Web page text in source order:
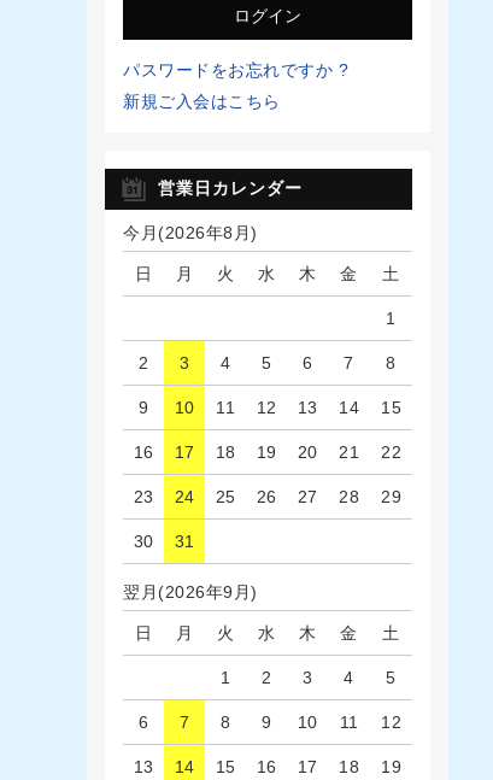
パスワードをお忘れですか ?
新規ご入会はこちら
営業日カレンダー
今月(2026年8月)
日 月 火 水 木 金 土
1
2 3 4 5 6 7 8
9 10 11 12 13 14 15
16 17 18 19 20 21 22
23 24 25 26 27 28 29
30 31
翌月(2026年9月)
日 月 火 水 木 金 土
1 2 3 4 5
6 7 8 9 10 11 12
13 14 15 16 17 18 19